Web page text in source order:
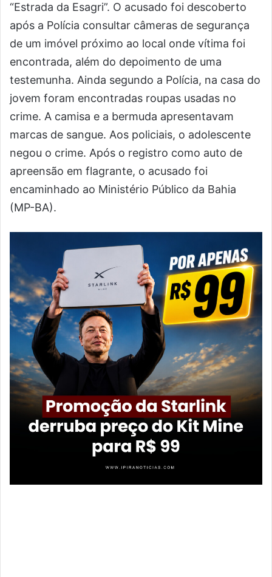
“Estrada da Esagri”. O acusado foi descoberto
após a Polícia consultar câmeras de segurança
de um imóvel próximo ao local onde vítima foi
encontrada, além do depoimento de uma
testemunha. Ainda segundo a Polícia, na casa do
jovem foram encontradas roupas usadas no
crime. A camisa e a bermuda apresentavam
marcas de sangue. Aos policiais, o adolescente
negou o crime. Após o registro como auto de
apreensão em flagrante, o acusado foi
encaminhado ao Ministério Público da Bahia
(MP-BA).